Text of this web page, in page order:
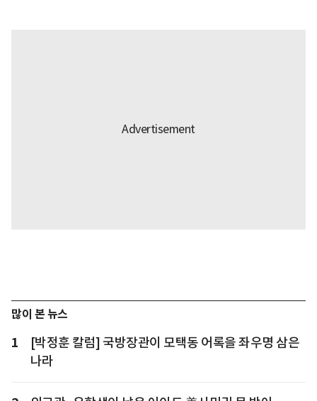
많이 본 뉴스
1
[박정훈 칼럼] 국방장관이 모택동 어록을 좌우명 삼은
나라